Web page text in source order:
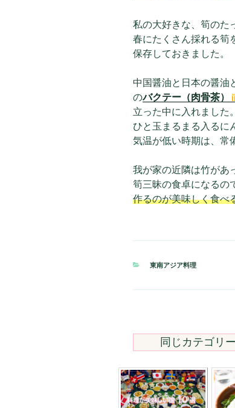
私の大好きな、筍のた
春にたくさん採れる筍
保存しておきました。
中国醤油と日本の醤油
のバクテー（肉骨茶）
立った中に入れました。
ひと玉まるまる入るに
気温が低い時期は、常
我が家の近隣は竹があ
筍三昧の食卓になるの
作るのが美味しく食べ
カ
東南アジア料理
同じカテゴリ